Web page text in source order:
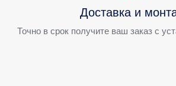
Доставка и
Точно в срок получите ваш заказ с